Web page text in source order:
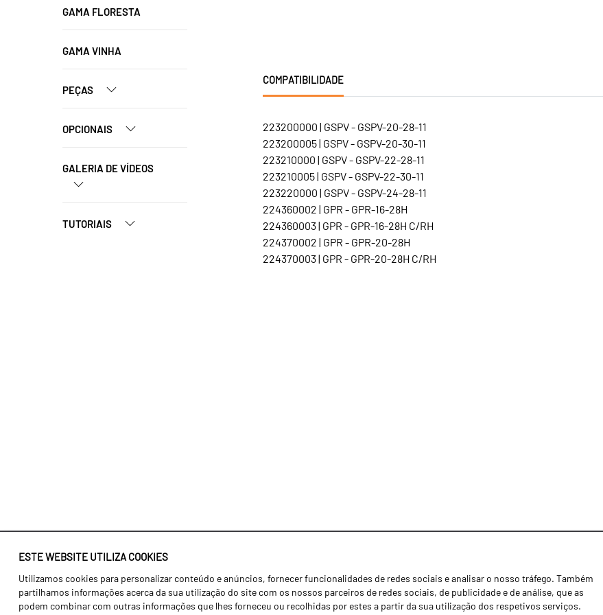
ESTE WEBSITE UTILIZA COOKIES
Utilizamos cookies para personalizar conteúdo e anúncios, fornecer funcionalidades de redes sociais e analisar o nosso tráfego. Também
partilhamos informações acerca da sua utilização do site com os nossos parceiros de redes sociais, de publicidade e de análise, que as
podem combinar com outras informações que lhes forneceu ou recolhidas por estes a partir da sua utilização dos respetivos serviços.
GAMA FLORESTA
GAMA VINHA
PEÇAS
OPCIONAIS
GALERIA DE VÍDEOS
TUTORIAIS
COMPATIBILIDADE
223200000 | GSPV - GSPV-20-28-11
223200005 | GSPV - GSPV-20-30-11
223210000 | GSPV - GSPV-22-28-11
223210005 | GSPV - GSPV-22-30-11
223220000 | GSPV - GSPV-24-28-11
224360002 | GPR - GPR-16-28H
224360003 | GPR - GPR-16-28H C/RH
224370002 | GPR - GPR-20-28H
224370003 | GPR - GPR-20-28H C/RH
Identidade
História
Agricultura
Transportes
Notícias
Concessionários